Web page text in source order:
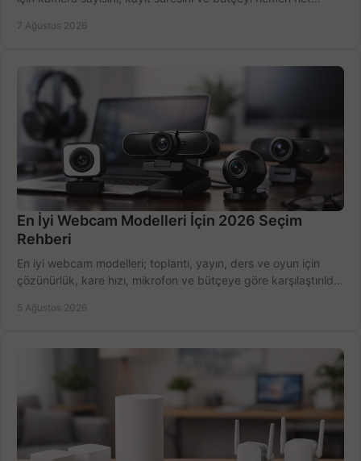
7 Ağustos 2026
En İyi Webcam Modelleri İçin 2026 Seçim
Rehberi
En iyi webcam modelleri; toplantı, yayın, ders ve oyun için
çözünürlük, kare hızı, mikrofon ve bütçeye göre karşılaştırıldı.
5 Ağustos 2026